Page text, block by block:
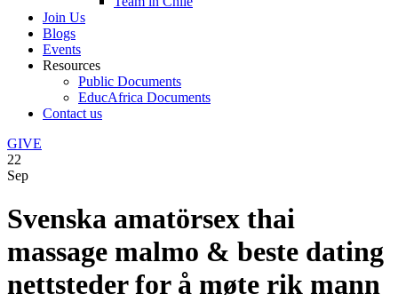
Join Us
Blogs
Events
Resources
Public Documents
EducAfrica Documents
Contact us
GIVE
22
Sep
Svenska amatörsex thai
massage malmo & beste dating
nettsteder for å møte rik mann